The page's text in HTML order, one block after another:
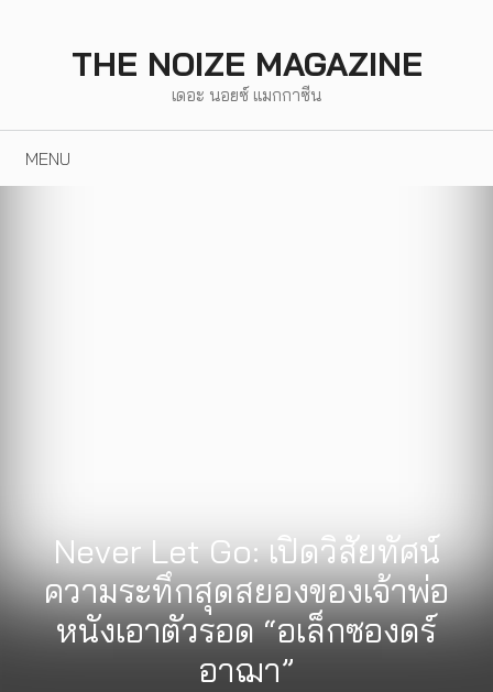
THE NOIZE MAGAZINE
เดอะ นอยซ์ แมกกาซีน
MENU
Never Let Go: เปิดวิสัยทัศน์
ความระทึกสุดสยองของเจ้าพ่อ
หนังเอาตัวรอด “อเล็กซองดร์
อาฌา”